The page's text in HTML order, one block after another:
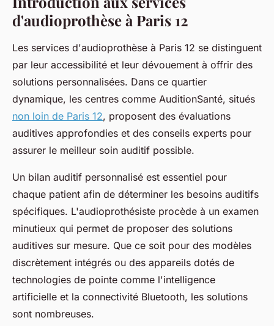
d'audioprothèse à Paris 12
Les services d'audioprothèse à Paris 12 se distinguent
par leur accessibilité et leur dévouement à offrir des
solutions personnalisées. Dans ce quartier
dynamique, les centres comme AuditionSanté, situés
non loin de Paris 12, proposent des évaluations
auditives approfondies et des conseils experts pour
assurer le meilleur soin auditif possible.
Un bilan auditif personnalisé est essentiel pour
chaque patient afin de déterminer les besoins auditifs
spécifiques. L'audioprothésiste procède à un examen
minutieux qui permet de proposer des solutions
auditives sur mesure. Que ce soit pour des modèles
discrètement intégrés ou des appareils dotés de
technologies de pointe comme l'intelligence
artificielle et la connectivité Bluetooth, les solutions
sont nombreuses.